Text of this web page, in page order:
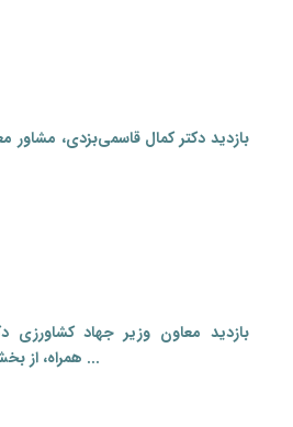
بازدید دکتر کمال قاسمی‌بزدی، مشاور
بازدید معاون وزیر جهاد
همراه، از بخش‌های تخصصی مؤسسه ...